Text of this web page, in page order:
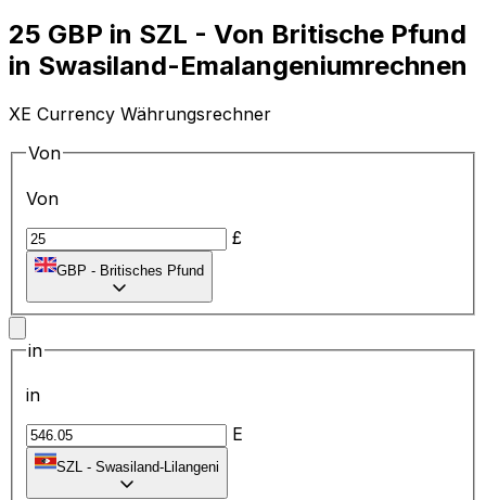
25 GBP in SZL - Von Britische Pfund
in Swasiland-Emalangeniumrechnen
XE Currency Währungsrechner
Von
Von
£
GBP - Britisches Pfund
in
in
E
SZL - Swasiland-Lilangeni